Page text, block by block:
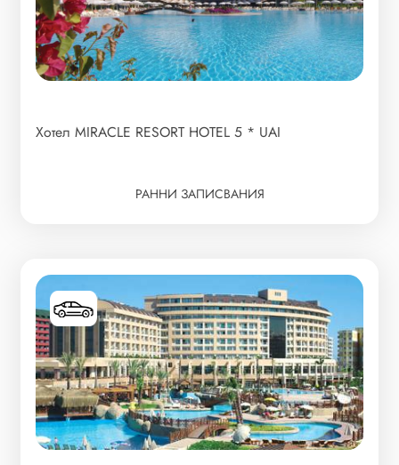
Хотел MIRACLE RESORT HOTEL 5 * UAI
РАННИ ЗАПИСВАНИЯ